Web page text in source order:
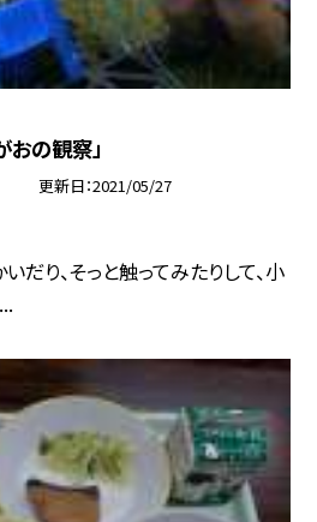
の観察」
更新日 2021/05/27
だり、そっと触ってみたりして、小